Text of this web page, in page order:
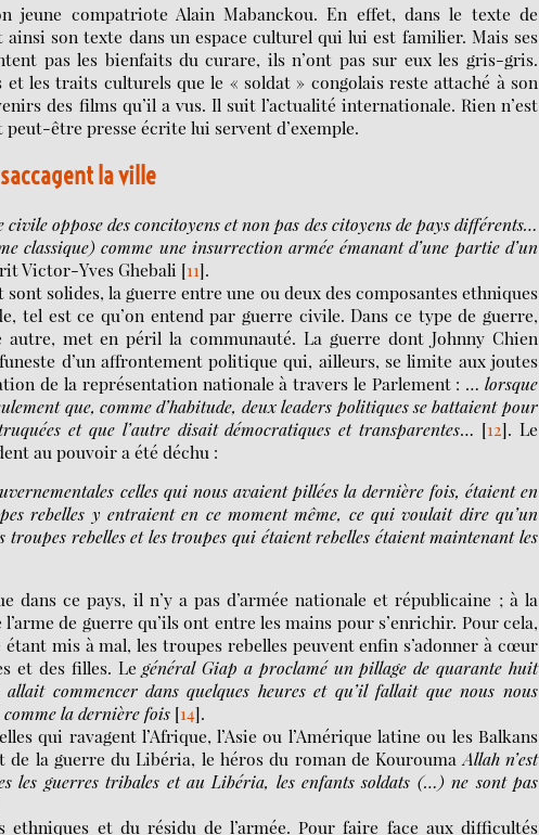
jeune compatriote Alain Mabanckou. En effet, dans le texte de
son texte dans un espace culturel qui lui est familier. Mais ses
pas les bienfaits du curare, ils n’ont pas sur eux les gris-gris.
les traits culturels que le « soldat » congolais reste attaché à son
des films qu’il a vus. Il suit l’actualité internationale. Rien n’est
être presse écrite lui servent d’exemple.
la ville
civile oppose des concitoyens et non pas des citoyens de pays différents…
classique) comme une insurrection armée émanant d’une partie d’un
Victor-Yves Ghebali [11].
solides, la guerre entre une ou deux des composantes ethniques
tel est ce qu’on entend par guerre civile. Dans ce type de guerre,
autre, met en péril la communauté. La guerre dont Johnny Chien
d’un affrontement politique qui, ailleurs, se limite aux joutes
de la représentation nationale à travers le Parlement : … lorsque
que, comme d’habitude, deux leaders politiques se battaient pour
et que l’autre disait démocratiques et transparentes… [12]. Le
au pouvoir a été déchu :
celles qui nous avaient pillées la dernière fois, étaient en
rebelles y entraient en ce moment même, ce qui voulait dire qu’un
rebelles et les troupes qui étaient rebelles étaient maintenant les
dans ce pays, il n’y a pas d’armée nationale et républicaine ; à la
de guerre qu’ils ont entre les mains pour s’enrichir. Pour cela,
mis à mal, les troupes rebelles peuvent enfin s’adonner à cœur
et des filles. Legénéral Giap a proclamé un pillage de quarante huit
commencer dans quelques heures et qu’il fallait que nous nous
la dernière fois [14].
qui ravagent l’Afrique, l’Asie ou l’Amérique latine ou les Balkans
de la guerre du Libéria, le héros du roman de Kourouma Allah n’est
les guerres tribales et au Libéria, les enfants soldats (…) ne sont pas
et du résidu de l’armée. Pour faire face aux difficultés